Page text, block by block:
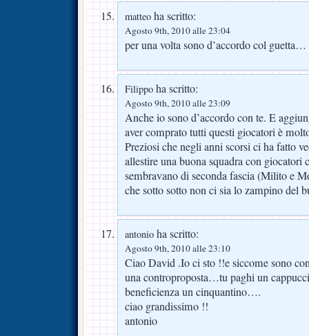
matteo ha scritto:
Agosto 9th, 2010 alle 23:04
per una volta sono d’accordo col guetta…
Filippo ha scritto:
Agosto 9th, 2010 alle 23:09
Anche io sono d’accordo con te. E
aver comprato tutti questi giocatori è
Preziosi che negli anni scorsi ci ha fatto
allestire una buona squadra con giocatori
sembravano di seconda fascia (Milito e
che sotto sotto non ci sia lo zampino del
antonio ha scritto:
Agosto 9th, 2010 alle 23:10
Ciao David .Io ci sto !!e siccome sono
una controproposta…tu paghi un
beneficienza un cinquantino….
ciao grandissimo !!
antonio